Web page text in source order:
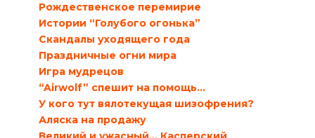
Рождественское перемирие
Истории “Голубого огонька”
Скандалы уходящего года
Праздничные огни мира
Игра мудрецов
“Airwolf” спешит на помощь…
У кого тут вялотекущая шизофрения?
Аляска на продажу